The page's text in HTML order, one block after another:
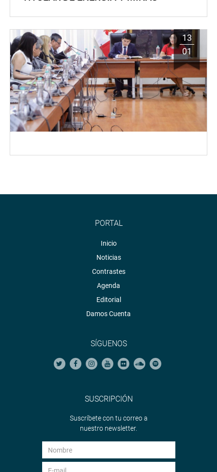
13
01
PORTAL
Inicio
Noticias
Contrastes
Agenda
Editorial
Damos Cuenta
SÍGUENOS
SUSCRIPCIÓN
Suscríbete con tu correo a
nuestro newsletter.